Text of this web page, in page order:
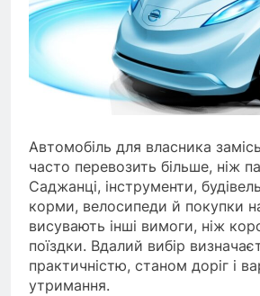
Автомобіль для власника
часто перевозить більше, ніж
Саджанці, інструменти,
корми, велосипеди й покупки
висувають інші вимоги, ніж
поїздки. Вдалий вибір
практичністю, станом доріг і
утримання.